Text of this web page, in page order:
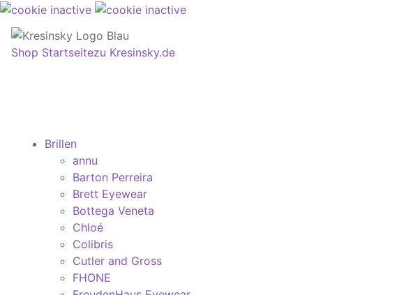
Shop Startseitezu Kresinsky.de
Brillen
annu
Barton Perreira
Brett Eyewear
Bottega Veneta
Chloé
Colibris
Cutler and Gross
FHONE